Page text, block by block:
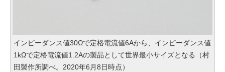
インピーダンス値30Ωで定格電流値6Aから、インピーダンス値
1kΩで定格電流値1.2Aの製品として世界最小サイズとなる（村
田製作所調べ。2020年6月8日時点）